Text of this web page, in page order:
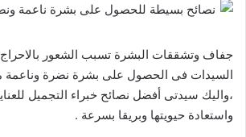
جفاف وتشققات البشرة تسبب الشعور
السيدات فى الحصول على بشرة نضرة وناعمة
،واليك سيدتى أفضل نصائح خبراء التجميل
واستعادة حيويتها وبريقا بسرعة .